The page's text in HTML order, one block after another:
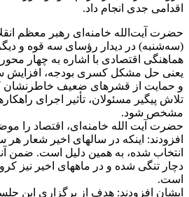
اقدامی جدی انجام داد.
حضرت آیت‌الله خامنه‌ای رهبر معظم
(سه‌شنبه) در دیدار رؤسای سه قوه و
هماهنگی اقتصادی با اشاره به چهار
یعنی حل مشکل کسری بودجه، افزایش
و حمایت از قشرهای ضعیف خاطرنشان
تلاش پیگیر مسئولان، تأثیر اجرای
مشخص شود.
حضرت آیت الله خامنه‌ای، اقتصاد را
افزودند: اینکه در سالهای اخیر شعار
انتخاب شده، به همین دلیل است. ضمن
دچار تنگی شده و در ماههای اخیر نیز
است.
ایشان افزودند: هدف از برگزاری این